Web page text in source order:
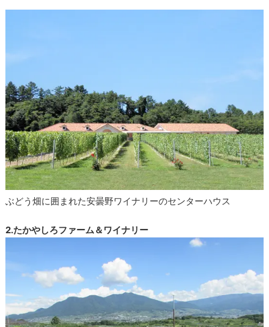
ぶどう畑に囲まれた安曇野ワイナリーのセンターハウス
2.たかやしろファーム＆ワイナリー